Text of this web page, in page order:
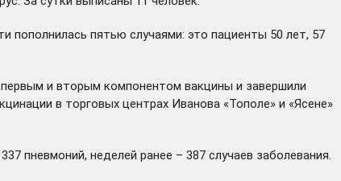
пополнилась пятью случаями: это пациенты 50 лет, 57
и вторым компонентом вакцины и завершили
в торговых центрах Иванова «Тополе» и «Ясене»
пневмоний, неделей ранее – 387 случаев заболевания.